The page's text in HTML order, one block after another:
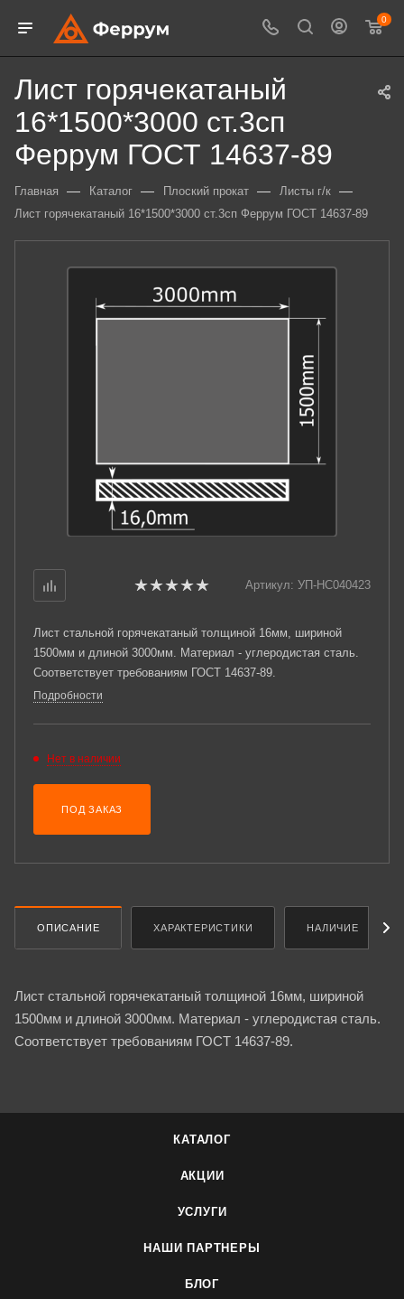
0
Лист горячекатаный
16*1500*3000 ст.3сп
Феррум ГОСТ 14637-89
Главная — Каталог — Плоский прокат — Листы г/к —
Лист горячекатаный 16*1500*3000 ст.3сп Феррум ГОСТ 14637-89
Артикул: УП-НС040423
Лист стальной горячекатаный толщиной 16мм, шириной
1500мм и длиной 3000мм. Материал - углеродистая сталь.
Соответствует требованиям ГОСТ 14637-89.
Подробности
Нет в наличии
ПОД ЗАКАЗ
ОПИСАНИЕ ХАРАКТЕРИСТИКИ НАЛИЧИЕ
Лист стальной горячекатаный толщиной 16мм, шириной
1500мм и длиной 3000мм. Материал - углеродистая сталь.
Соответствует требованиям ГОСТ 14637-89.
КАТАЛОГ
АКЦИИ
УСЛУГИ
НАШИ ПАРТНЕРЫ
БЛОГ